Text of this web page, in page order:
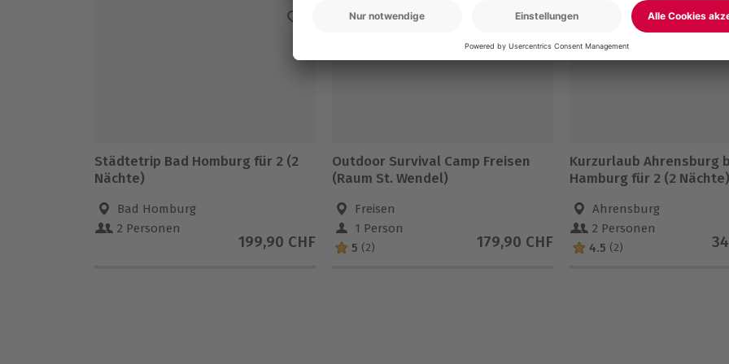
Städtetrip Bad Homburg für 2 (2
Nächte)
Bad Homburg
2 Personen
199,90 CHF
Outdoor Survival Camp Freisen
(Raum St. Wendel)
Freisen
1 Person
5 (2) 179,90 CHF
Kurzurlaub Ahrensburg
Hamburg für 2 (2 Nächte)
Ahrensburg
2 Personen
4.5 (2)